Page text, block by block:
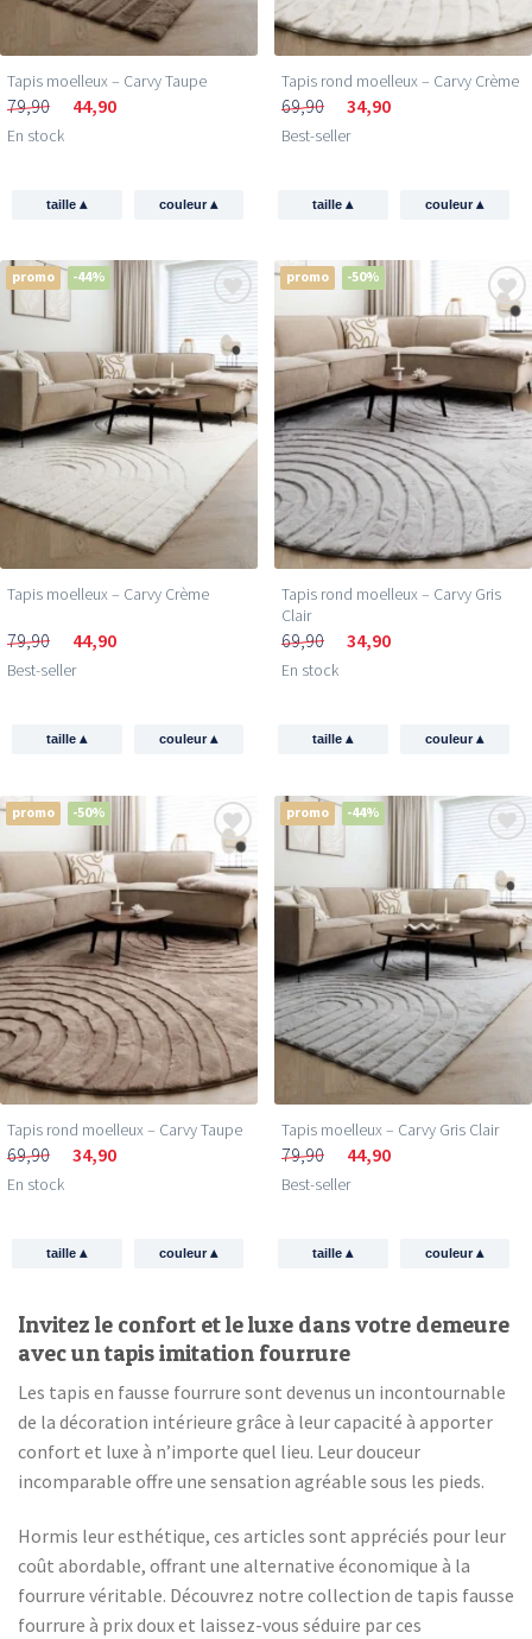
Tapis moelleux – Carvy Taupe
79,90 44,90
En stock
taille▴ couleur▴
Tapis rond moelleux – Carvy Crème
69,90 34,90
Best-seller
taille▴ couleur▴
promo -44%
Tapis moelleux – Carvy Crème
79,90 44,90
Best-seller
taille▴ couleur▴
promo -50%
Tapis rond moelleux – Carvy Gris
Clair
69,90 34,90
En stock
taille▴ couleur▴
promo -50%
Tapis rond moelleux – Carvy Taupe
69,90 34,90
En stock
taille▴ couleur▴
promo -44%
Tapis moelleux – Carvy Gris Clair
79,90 44,90
Best-seller
taille▴ couleur▴
Invitez le confort et le luxe dans votre demeure
avec un tapis imitation fourrure
Les tapis en fausse fourrure sont devenus un incontournable
de la décoration intérieure grâce à leur capacité à apporter
confort et luxe à n’importe quel lieu. Leur douceur
incomparable offre une sensation agréable sous les pieds.
Hormis leur esthétique, ces articles sont appréciés pour leur
coût abordable, offrant une alternative économique à la
fourrure véritable. Découvrez notre collection de tapis fausse
fourrure à prix doux et laissez-vous séduire par ces